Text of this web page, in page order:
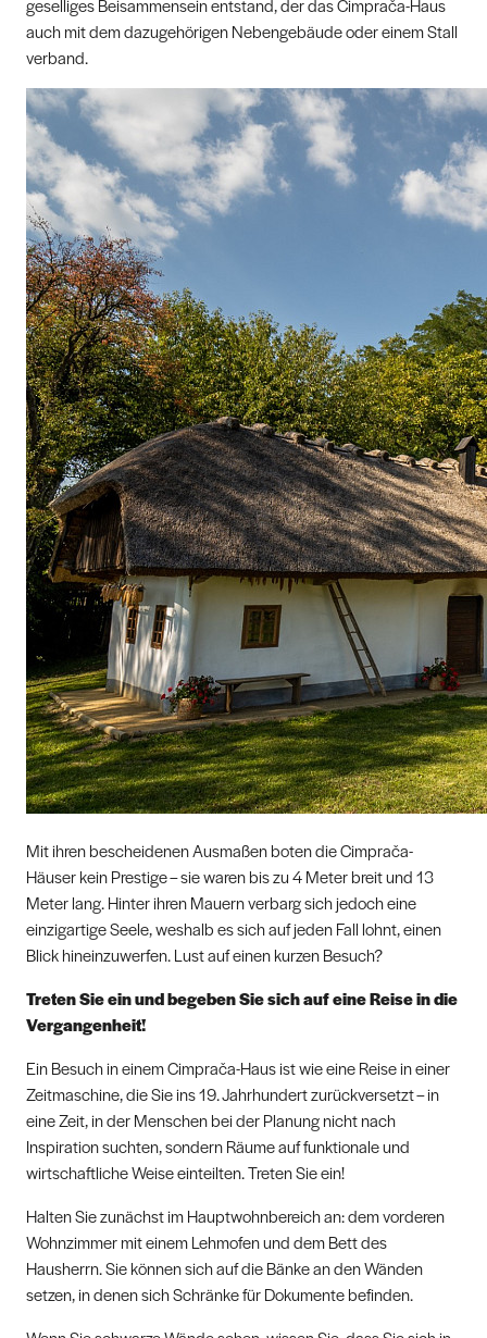
auch mit dem dazugehörigen Nebengebäude oder einem Stall
verband.
Mit ihren bescheidenen Ausmaßen boten die Cimprača-
Häuser kein Prestige – sie waren bis zu 4 Meter breit und 13
Meter lang. Hinter ihren Mauern verbarg sich jedoch eine
einzigartige Seele, weshalb es sich auf jeden Fall lohnt, einen
Blick hineinzuwerfen. Lust auf einen kurzen Besuch?
Treten Sie ein und begeben Sie sich auf eine Reise in die
Vergangenheit!
Ein Besuch in einem Cimprača-Haus ist wie eine Reise in einer
Zeitmaschine, die Sie ins 19. Jahrhundert zurückversetzt – in
eine Zeit, in der Menschen bei der Planung nicht nach
Inspiration suchten, sondern Räume auf funktionale und
wirtschaftliche Weise einteilten. Treten Sie ein!
Halten Sie zunächst im Hauptwohnbereich an: dem vorderen
Wohnzimmer mit einem Lehmofen und dem Bett des
Hausherrn. Sie können sich auf die Bänke an den Wänden
setzen, in denen sich Schränke für Dokumente befinden.